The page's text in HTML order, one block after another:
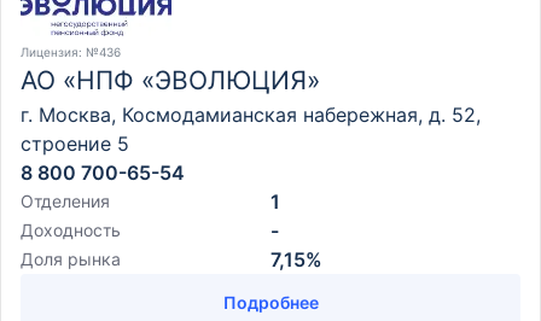
Лицензия: №436
АО «НПФ «ЭВОЛЮЦИЯ»
г. Москва, Космодамианская набережная, д. 52,
строение 5
8 800 700-65-54
Отделения 1
Доходность -
Доля рынка 7,15%
Подробнее